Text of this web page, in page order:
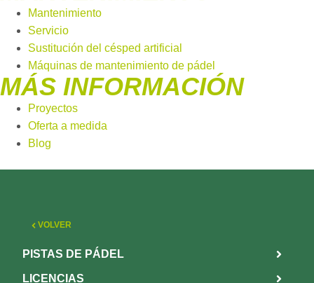
Mantenimiento
Servicio
Sustitución del césped artificial
Máquinas de mantenimiento de pádel
MÁS INFORMACIÓN
Proyectos
Oferta a medida
Blog
VOLVER
PISTAS DE PÁDEL
LICENCIAS